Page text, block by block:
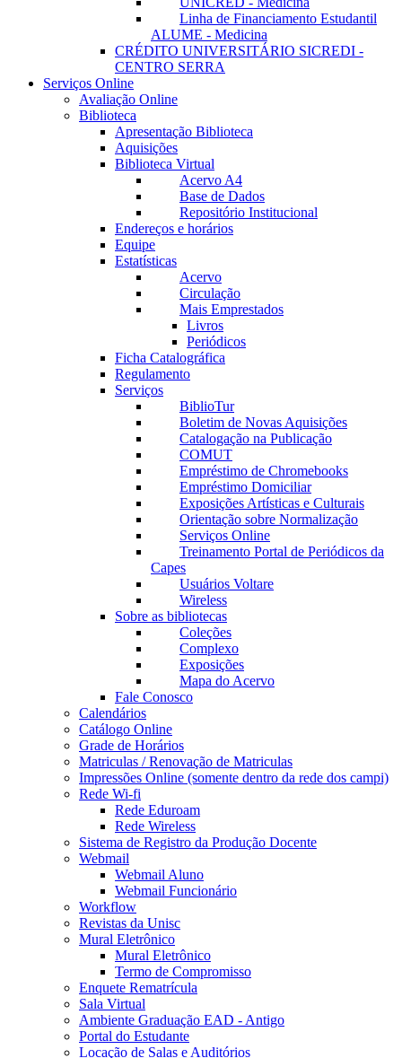
Linha de Financiamento Estudantil
ALUME - Medicina
CRÉDITO UNIVERSITÁRIO SICREDI -
CENTRO SERRA
Serviços Online
Avaliação Online
Biblioteca
Apresentação Biblioteca
Aquisições
Biblioteca Virtual
Acervo A4
Base de Dados
Repositório Institucional
Endereços e horários
Equipe
Estatísticas
Acervo
Circulação
Mais Emprestados
Livros
Periódicos
Ficha Catalográfica
Regulamento
Serviços
BiblioTur
Boletim de Novas Aquisições
Catalogação na Publicação
COMUT
Empréstimo de Chromebooks
Empréstimo Domiciliar
Exposições Artísticas e Culturais
Orientação sobre Normalização
Serviços Online
Treinamento Portal de Periódicos da
Capes
Usuários Voltare
Wireless
Sobre as bibliotecas
Coleções
Complexo
Exposições
Mapa do Acervo
Fale Conosco
Calendários
Catálogo Online
Grade de Horários
Matriculas / Renovação de Matriculas
Impressões Online (somente dentro da rede dos campi)
Rede Wi-fi
Rede Eduroam
Rede Wireless
Sistema de Registro da Produção Docente
Webmail
Webmail Aluno
Webmail Funcionário
Workflow
Revistas da Unisc
Mural Eletrônico
Mural Eletrônico
Termo de Compromisso
Enquete Rematrícula
Sala Virtual
Ambiente Graduação EAD - Antigo
Portal do Estudante
Locação de Salas e Auditórios